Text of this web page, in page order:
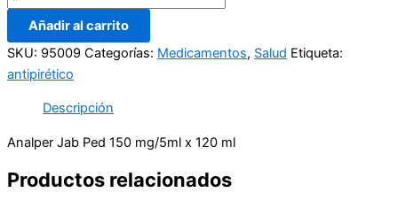
Añadir al carrito
SKU: 95009 Categorías: Medicamentos, Salud Etiqueta:
antipirético
Descripción
Analper Jab Ped 150 mg/5ml x 120 ml
Productos relacionados